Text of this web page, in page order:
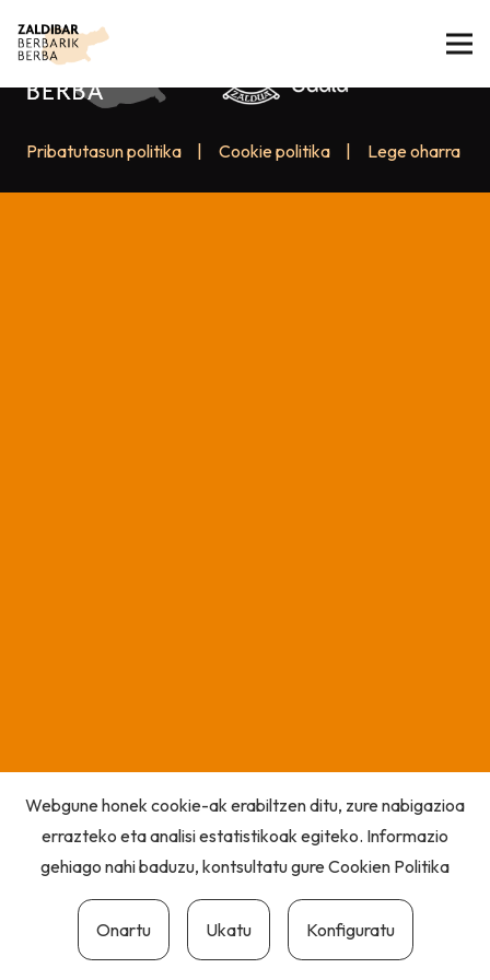
Pribatutasun politika Cookie politika Lege oharra
Webgune honek cookie-ak erabiltzen ditu, zure nabigazioa
errazteko eta analisi estatistikoak egiteko. Informazio
gehiago nahi baduzu, kontsultatu gureCookien Politika
Onartu Ukatu Konfiguratu